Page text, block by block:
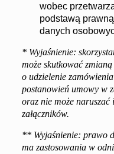
wobec
podstawą
danych
* Wyjaśnienie:
może skutkować
o udzielenie
postanowień umowy w
oraz nie może
załączników.
** Wyjaśnienie: prawo
ma zastosowania w